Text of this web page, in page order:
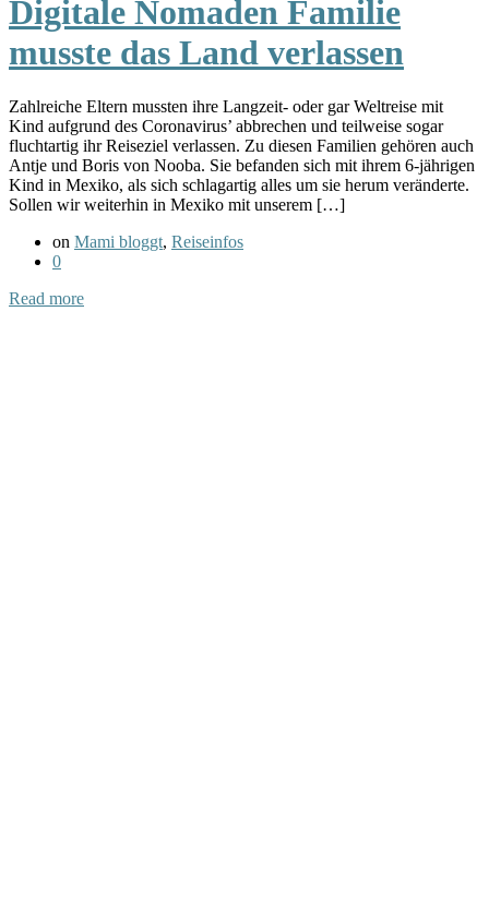
Digitale Nomaden Familie
musste das Land verlassen
Zahlreiche Eltern mussten ihre Langzeit- oder gar Weltreise mit
Kind aufgrund des Coronavirus’ abbrechen und teilweise sogar
fluchtartig ihr Reiseziel verlassen. Zu diesen Familien gehören auch
Antje und Boris von Nooba. Sie befanden sich mit ihrem 6-jährigen
Kind in Mexiko, als sich schlagartig alles um sie herum veränderte.
Sollen wir weiterhin in Mexiko mit unserem […]
on Mami bloggt, Reiseinfos
0
Read more